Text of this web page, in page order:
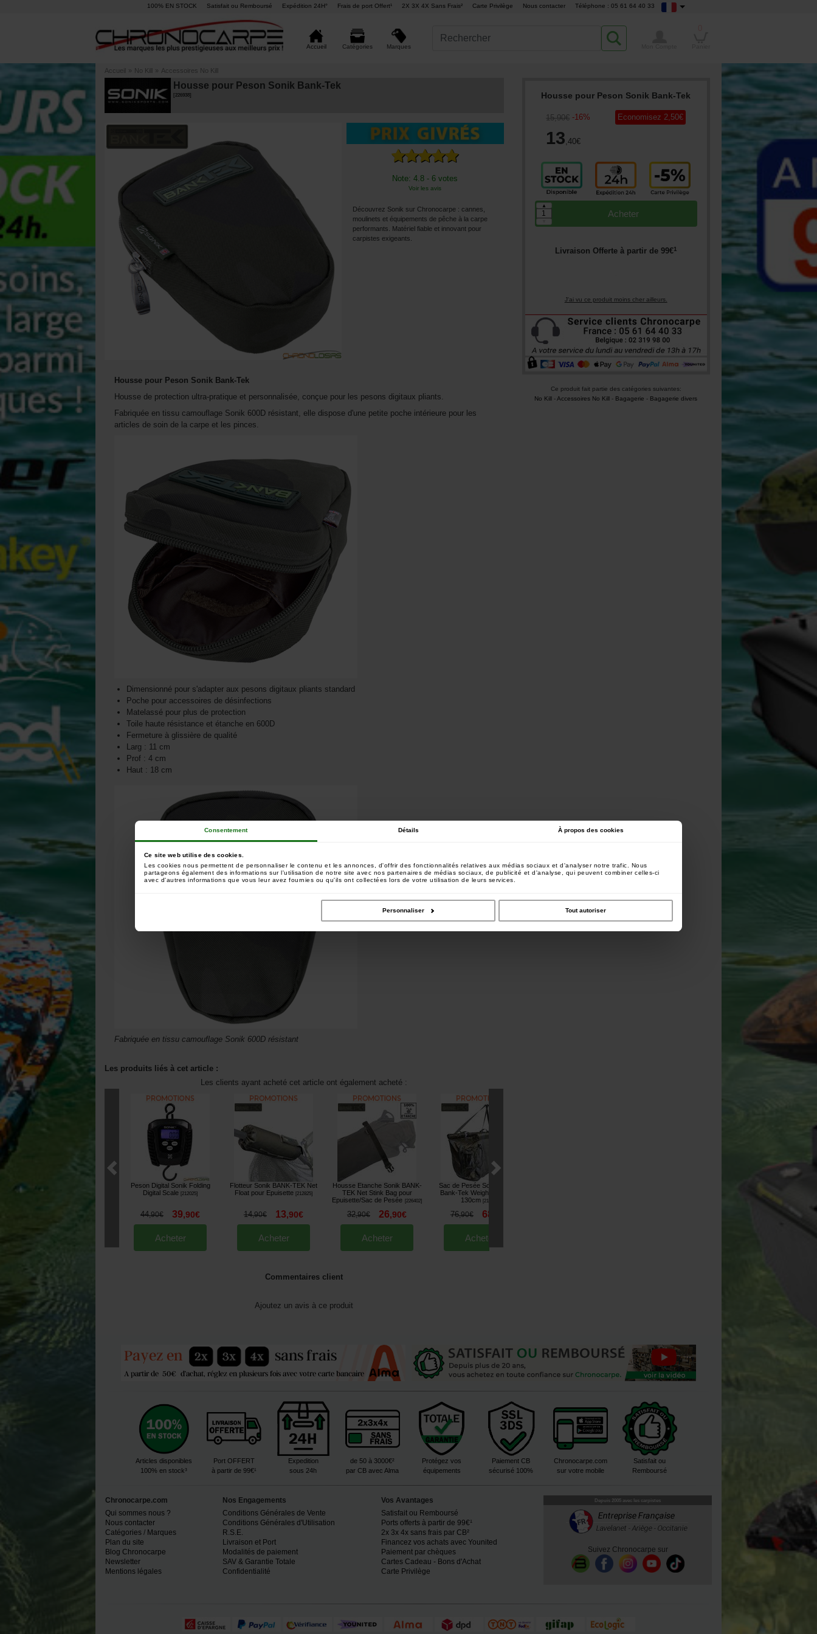
Consentement Détails À propos des cookies
Ce site web utilise des cookies.
Les cookies nous permettent de personnaliser le contenu et les annonces, d'offrir des fonctionnalités relatives aux médias sociaux et d'analyser notre trafic. Nous
partageons également des informations sur l'utilisation de notre site avec nos partenaires de médias sociaux, de publicité et d'analyse, qui peuvent combiner celles-ci
avec d'autres informations que vous leur avez fournies ou qu'ils ont collectées lors de votre utilisation de leurs services.
Personnaliser Tout autoriser
100% EN STOCK Satisfait ou Remboursé Expédition 24H° Frais de port Offert¹ 2X 3X 4X Sans Frais² Carte Privilège Nous contacter Téléphone : 05 61 64 40 33
Accueil Catégories Marques
Accueil » No Kill » Accessoires No Kill
Housse pour Peson Sonik Bank-Tek
226938]
Note: 4.8 - 6 votes
Voir les avis
Découvrez Sonik sur Chronocarpe : cannes,
moulinets et équipements de pêche à la carpe
performants. Matériel fiable et innovant pour
carpistes exigeants.
Housse pour Peson Sonik Bank-Tek
15,90€ -16%
13,40€
Economisez 2,50€
Acheter
▲
Livraison Offerte à partir de 99€1
J'ai vu ce produit moins cher ailleurs.
Ce produit fait partie des catégories suivantes:
No Kill -Accessoires No Kill - Bagagerie - Bagagerie divers
Housse pour Peson Sonik Bank-Tek
Housse de protection ultra-pratique et personnalisée, conçue pour les pesons digitaux pliants.
Fabriquée en tissu camouflage Sonik 600D résistant, elle dispose d'une petite poche intérieure pour les
articles de soin de la carpe et les pinces.
Dimensionné pour s'adapter aux pesons digitaux pliants standard
Poche pour accessoires de désinfections
Matelassé pour plus de protection
Toile haute résistance et étanche en 600D
Fermeture à glissière de qualité
Larg : 11 cm
Prof : 4 cm
Haut : 18 cm
Fabriquée en tissu camouflage Sonik 600D résistant
Les produits liés à cet article :
Les clients ayant acheté cet article ont également acheté :
Peson Digital Sonik Folding
Digital Scale [212025]
44,90€ 39,90€
Acheter
Flotteur Sonik BANK-TEK Net
Float pour Epuisette [212825]
14,90€ 13,90€
Acheter
Housse Etanche Sonik BANK-
TEK Net Stink Bag pour
Epuisette/Sac de Pesée
226402]
32,90€ 26,90€
Acheter
Sac de Pesée Sonik Flottant
Bank-Tek Weighsling Large
130cm [212829
76,90€ 68
Acheter
16
Commentaires client
Ajoutez un avis à ce produit
Articles disponibles
100% en stock³
Port OFFERT
à partir de 99€¹
Expedition
sous 24h
de 50 à 3000€²
par CB avec Alma
Protégez vos
équipements
Paiement CB
sécurisé 100%
Chronocarpe.com
sur votre mobile
Satisfait ou
Remboursé
Chronocarpe.com
Qui sommes nous ?
Nous contacter
Catégories / Marques
Plan du site
Blog Chronocarpe
Newsletter
Mentions légales
Nos Engagements
Conditions Générales de Vente
Conditions Générales d'Utilisation
R.S.E.
Livraison et Port
Modalités de paiement
SAV & Garantie Totale
Confidentialité
Vos Avantages
Satisfait ou Remboursé
Ports offerts à partir de 99€¹
2x 3x 4x sans frais par CB²
Financez vos achats avec Younited
Paiement par chèques
Cartes Cadeau - Bons d'Achat
Carte Privilège
Depuis 2005 avec les carpistes
Suivez Chronocarpe sur